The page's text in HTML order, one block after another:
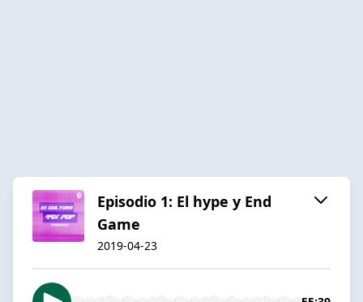
Episodio 1: El hype y End
Game
2019-04-23